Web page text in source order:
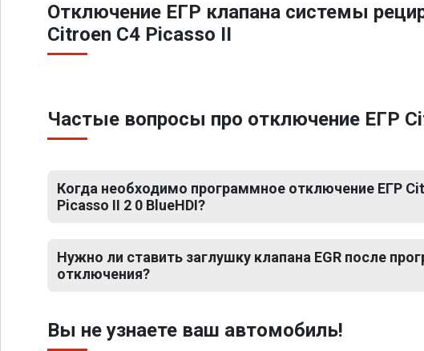
Отключение ЕГР клапана системы
Citroen C4 Picasso II
Частые вопросы про отключение ЕГР
Когда необходимо программное отключение ЕГР
Picasso II 2 0 BlueHDI?
Нужно ли ставить заглушку клапана EGR после
отключения?
Вы не узнаете ваш автомобиль!